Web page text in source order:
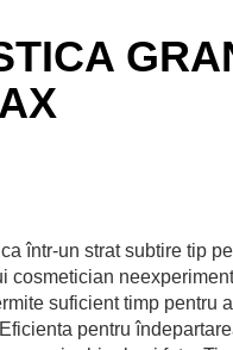
într-un strat subtire tip
cosmetician
suficient timp pentru
pentru